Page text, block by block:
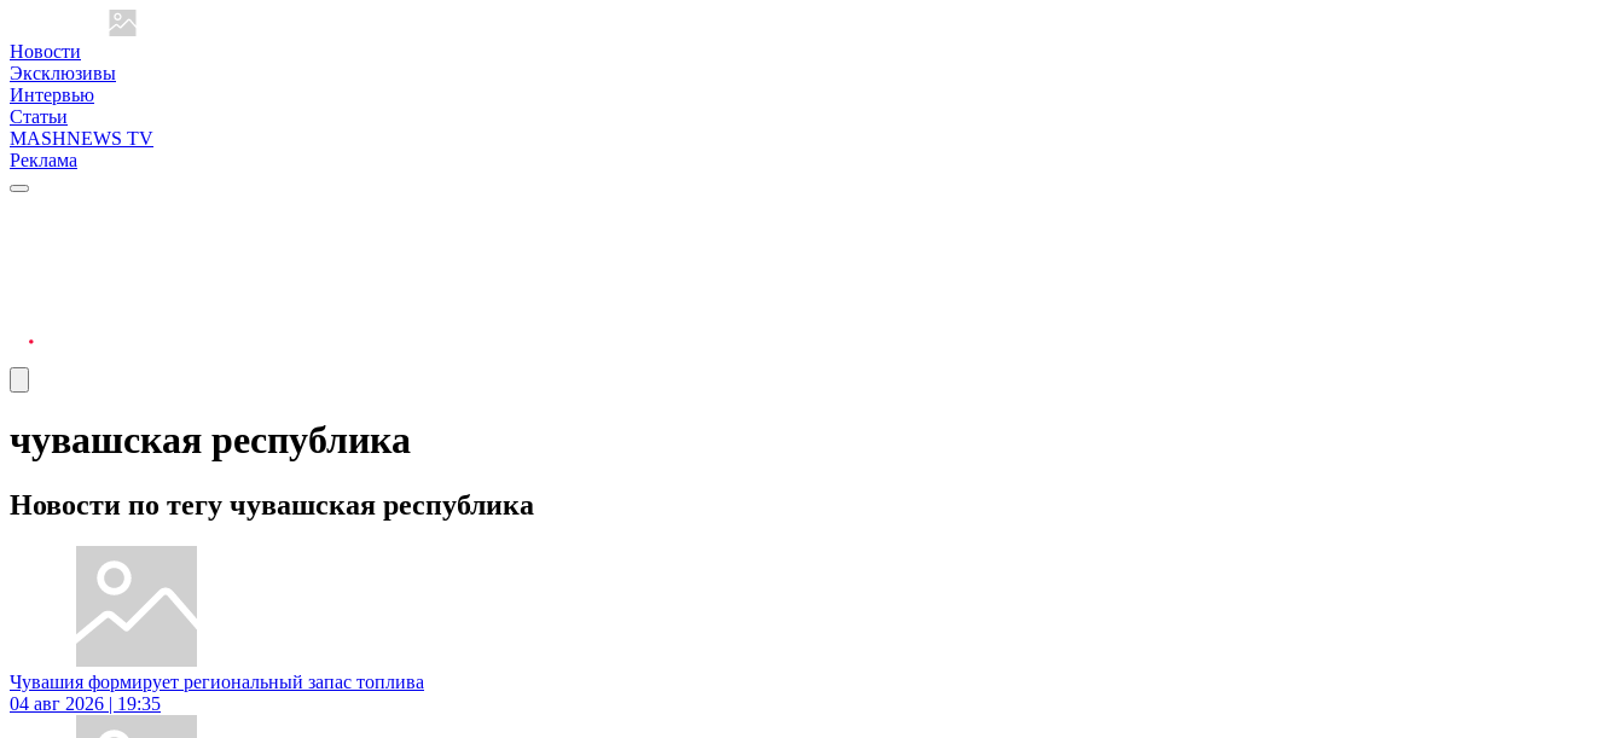
Новости
Эксклюзивы
Интервью
Статьи
MASHNEWS TV
Реклама
чувашская республика
Новости по тегу чувашская республика
Чувашия формирует региональный запас топлива
04 авг 2026 | 19:35